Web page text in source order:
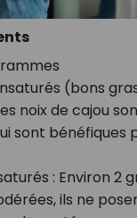
(bons
noix de cajou
sont bénéfiques
: Environ 2
ils ne